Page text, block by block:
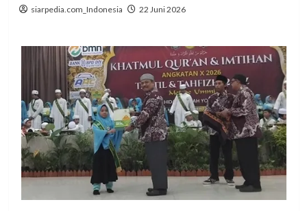
siarpedia.com_Indonesia 22 Juni 2026